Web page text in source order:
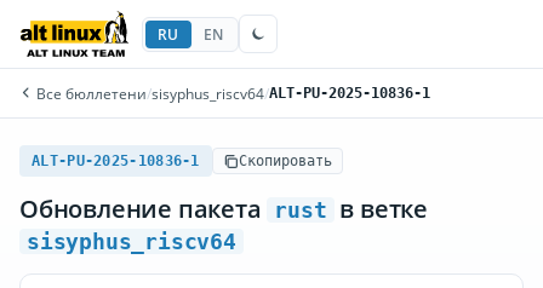
RU EN
Все бюллетени/sisyphus_riscv64/ALT-PU-2025-10836-1
ALT-PU-2025-10836-1 Скопировать
Обновление пакета rust в ветке
sisyphus_riscv64